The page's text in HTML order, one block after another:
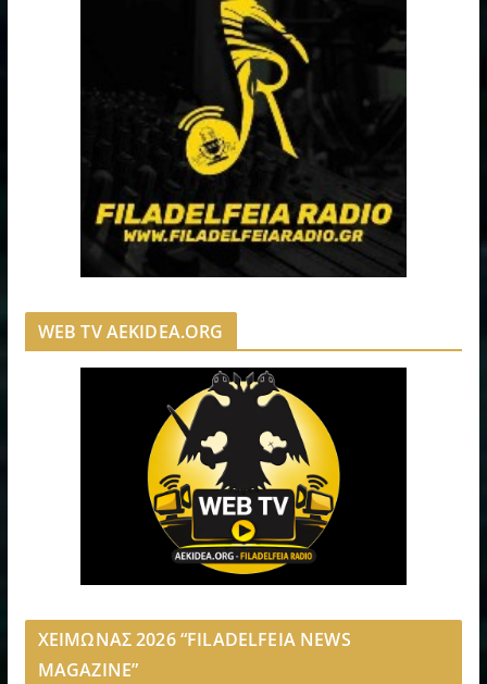
WEB TV AEKIDEA.ORG
ΧΕΙΜΩΝΑΣ 2026 “FILADELFEIA NEWS
MAGAZINE”